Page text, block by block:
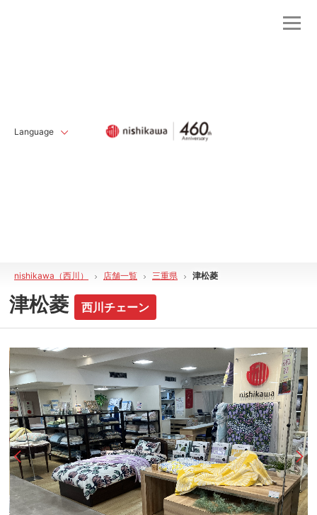
Language
nishikawa（西川） 店舗一覧 三重県 津松菱
津松菱 西川チェーン